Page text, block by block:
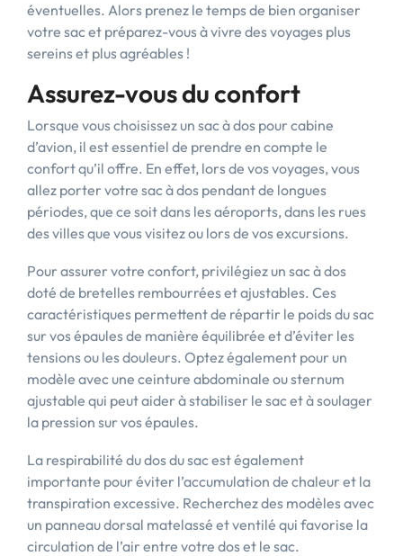
éventuelles. Alors prenez le temps de bien organiser
votre sac et préparez-vous à vivre des voyages plus
sereins et plus agréables !
Assurez-vous du confort
Lorsque vous choisissez un sac à dos pour cabine
d’avion, il est essentiel de prendre en compte le
confort qu’il offre. En effet, lors de vos voyages, vous
allez porter votre sac à dos pendant de longues
périodes, que ce soit dans les aéroports, dans les rues
des villes que vous visitez ou lors de vos excursions.
Pour assurer votre confort, privilégiez un sac à dos
doté de bretelles rembourrées et ajustables. Ces
caractéristiques permettent de répartir le poids du sac
sur vos épaules de manière équilibrée et d’éviter les
tensions ou les douleurs. Optez également pour un
modèle avec une ceinture abdominale ou sternum
ajustable qui peut aider à stabiliser le sac et à soulager
la pression sur vos épaules.
La respirabilité du dos du sac est également
importante pour éviter l’accumulation de chaleur et la
transpiration excessive. Recherchez des modèles avec
un panneau dorsal matelassé et ventilé qui favorise la
circulation de l’air entre votre dos et le sac.